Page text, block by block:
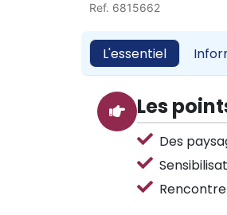
Ref. 6815662
L'essentiel
Les
Des